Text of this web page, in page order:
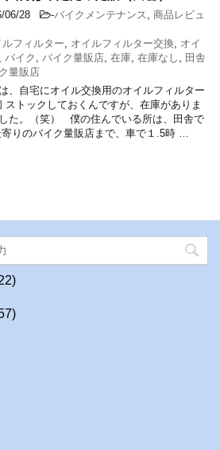
06/28 -バイクメンテナンス
商品レビュ
ルフィルター
オイルフィルター交換
オイ
バイク バイク量販店 在庫 在庫なし
田舎
量販店
、自宅にオイル交換用のオイルフィルター
ストックしておくんですが、在庫がありま
た。（笑） 僕の住んでいる所は、田舎で
りのバイク量販店まで、車で１.5時 …